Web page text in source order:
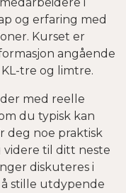
og erfaring med
Kurset er
angående
tre og limtre.
med reelle
du typisk kan
deg noe praktisk
videre til ditt neste
diskuteres i
stille utdypende